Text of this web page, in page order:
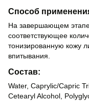
Способ
На завершающем этапе
соответствующее
тонизированную кожу
впитывания.
Состав:
Water, Caprylic/Capric
Cetearyl Alcohol,